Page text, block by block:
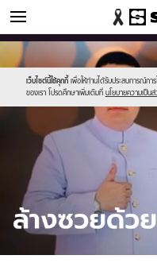
ดูดวง
เว็บไซต์นี้ใช้คุกกี้ เพื่อให้ท่านได้รับประสบการณ์กา
ของเรา โปรดศึกษาเพิ่มเติมที่ นโยบายความเป็น
Sanook
//s.isanook.com/sr/0/
new-
sanook.png
600
60
//s.isanook.com/ho/0/ud/55/
2.jpg